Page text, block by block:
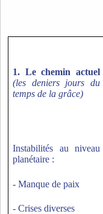
1. Le chemin actuel
(les deniers jours du
temps de la grâce)
Instabilités au niveau
planétaire :
- Manque de paix
- Crises diverses